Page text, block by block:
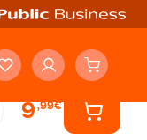
9,99€